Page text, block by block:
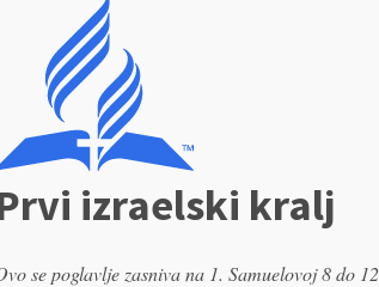
izraelski kralj
se poglavlje zasniva na 1. Samuelovoj 8 do